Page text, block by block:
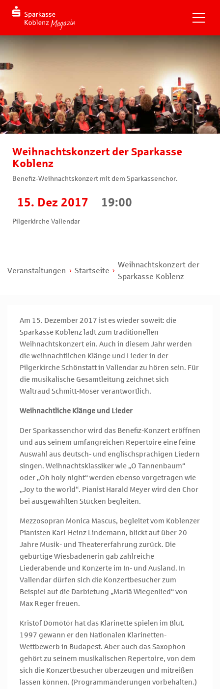
Weihnachtskonzert der Sparkasse
Koblenz
Benefiz-Weihnachtskonzert mit dem Sparkassenchor.
15. Dez 2017 19:00
Pilgerkirche Vallendar
Veranstaltungen Startseite
Weihnachtskonzert der
Sparkasse Koblenz
Am 15. Dezember 2017 ist es wieder soweit: die
Sparkasse Koblenz lädt zum traditionellen
Weihnachtskonzert ein. Auch in diesem Jahr werden
die weihnachtlichen Klänge und Lieder in der
Pilgerkirche Schönstatt in Vallendar zu hören sein. Für
die musikalische Gesamtleitung zeichnet sich
Waltraud Schmitt-Möser verantwortlich.
Weihnachtliche Klänge und Lieder
Der Sparkassenchor wird das Benefiz-Konzert eröffnen
und aus seinem umfangreichen Repertoire eine feine
Auswahl aus deutsch- und englischsprachigen Liedern
singen. Weihnachtsklassiker wie „O Tannenbaum“
oder „Oh holy night“ werden ebenso vorgetragen wie
„Joy to the world“. Pianist Harald Meyer wird den Chor
bei ausgewählten Stücken begleiten.
Mezzosopran Monica Mascus, begleitet vom Koblenzer
Pianisten Karl-Heinz Lindemann, blickt auf über 20
Jahre Musik- und Theatererfahrung zurück. Die
gebürtige Wiesbadenerin gab zahlreiche
Liederabende und Konzerte im In- und Ausland. In
Vallendar dürfen sich die Konzertbesucher zum
Beispiel auf die Darbietung „Mariä Wiegenlied“ von
Max Reger freuen.
Kristof Dömötör hat das Klarinette spielen im Blut.
1997 gewann er den Nationalen Klarinetten-
Wettbewerb in Budapest. Aber auch das Saxophon
gehört zu seinem musikalischen Repertoire, von dem
sich die Konzertbesucher überzeugen und mitreißen
lassen können. (Programmänderungen vorbehalten.)